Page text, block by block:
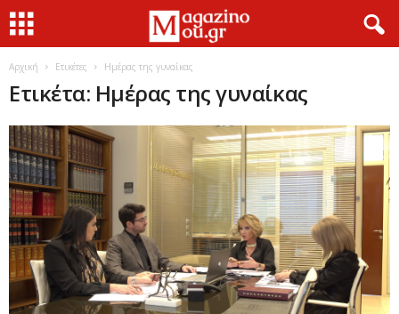
Αρχική Ετικέτες Ημέρας της γυναίκας
Ετικέτα: Ημέρας της γυναίκας